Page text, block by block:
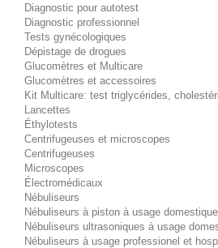
Diagnostic pour autotest
Diagnostic professionnel
Tests gynécologiques
Dépistage de drogues
Glucomètres et Multicare
Glucomètres et accessoires
Kit Multicare: test triglycérides,
Lancettes
Éthylotests
Centrifugeuses et microscopes
Centrifugeuses
Microscopes
Électromédicaux
Nébuliseurs
Nébuliseurs à piston à usage domestique
Nébuliseurs ultrasoniques à usage
Nébuliseurs à usage professionel et